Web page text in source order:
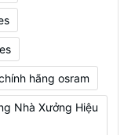
hãng osram
Nhà Xưởng Hiệu